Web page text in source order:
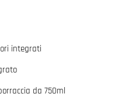
integrati
da 750ml